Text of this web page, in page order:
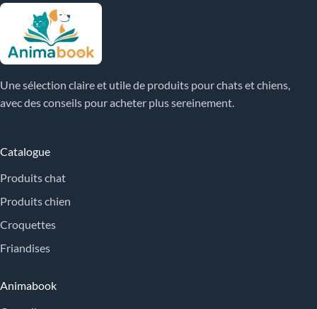
Une sélection claire et utile de produits pour chats et chiens,
avec des conseils pour acheter plus sereinement.
Catalogue
Produits chat
Produits chien
Croquettes
Friandises
Animabook